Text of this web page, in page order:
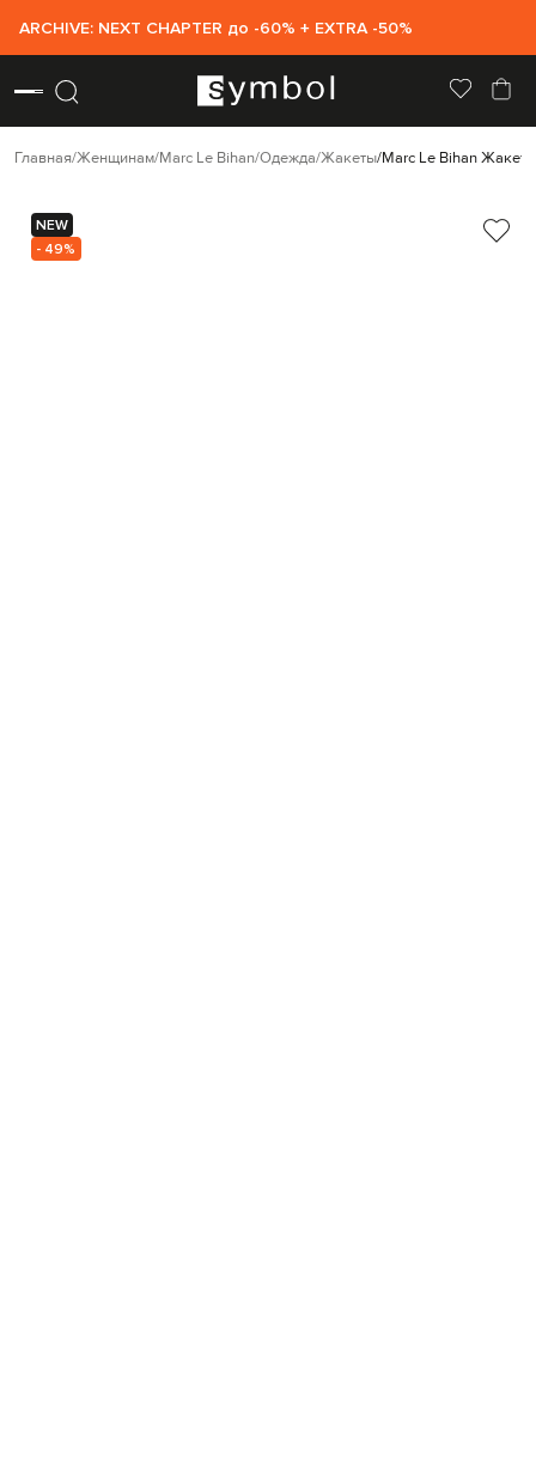
ARCHIVE: NEXT CHAPTER до -60% + EXTRA -50%
Главная Женщинам Marc Le Bihan Одежда Жакеты Marc Le Bihan Жакет
NEW
- 49%